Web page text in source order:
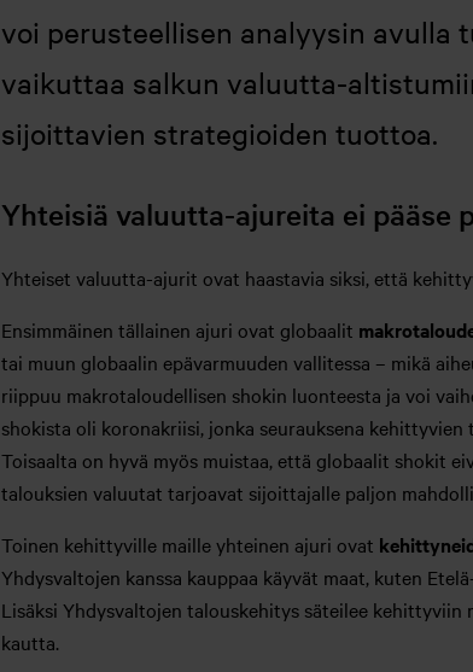
voi perusteellisen analyysin avulla
vaikuttaa salkun valuutta-
sijoittavien strategioiden tuottoa.
Yhteisiä valuutta-ajureita ei pääse
Yhteiset valuutta-ajurit ovat haastavia siksi, että
Ensimmäinen tällainen ajuri ovat globaalit
tai muun globaalin epävarmuuden vallitessa – mikä
riippuu makrotaloudellisen shokin luonteesta ja voi
shokista oli koronakriisi, jonka seurauksena
Toisaalta on hyvä myös muistaa, että globaalit shokit
talouksien valuutat tarjoavat sijoittajalle paljon
Toinen kehittyville maille yhteinen ajuri ovat
Yhdysvaltojen kanssa kauppaa käyvät maat, kuten
Lisäksi Yhdysvaltojen talouskehitys säteilee
kautta.